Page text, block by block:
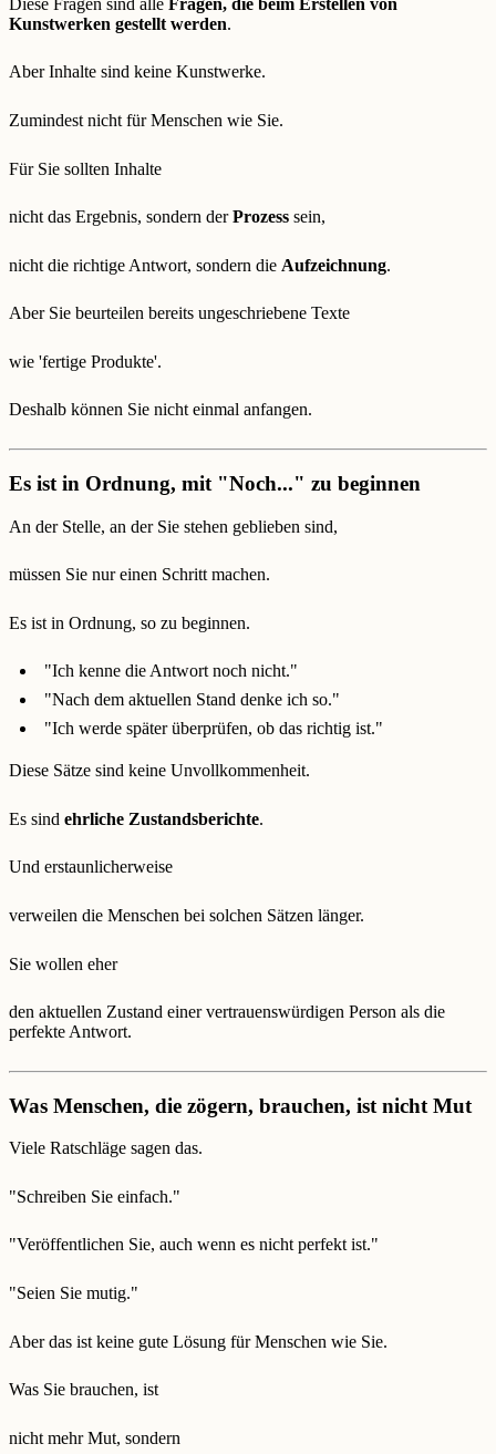
Kunstwerken gestellt werden.
Aber Inhalte sind keine Kunstwerke.
Zumindest nicht für Menschen wie Sie.
Für Sie sollten Inhalte
nicht das Ergebnis, sondern derProzess sein,
nicht die richtige Antwort, sondern die Aufzeichnung.
Aber Sie beurteilen bereits ungeschriebene Texte
wie 'fertige Produkte'.
Deshalb können Sie nicht einmal anfangen.
Es ist in Ordnung, mit "Noch..." zu beginnen
An der Stelle, an der Sie stehen geblieben sind,
müssen Sie nur einen Schritt machen.
Es ist in Ordnung, so zu beginnen.
"Ich kenne die Antwort noch nicht."
"Nach dem aktuellen Stand denke ich so."
"Ich werde später überprüfen, ob das richtig ist."
Diese Sätze sind keine Unvollkommenheit.
Es sind ehrliche Zustandsberichte.
Und erstaunlicherweise
verweilen die Menschen bei solchen Sätzen länger.
Sie wollen eher
den aktuellen Zustand einer vertrauenswürdigen Person als die
perfekte Antwort.
Was Menschen, die zögern, brauchen, ist nicht Mut
Viele Ratschläge sagen das.
"Schreiben Sie einfach."
"Veröffentlichen Sie, auch wenn es nicht perfekt ist."
"Seien Sie mutig."
Aber das ist keine gute Lösung für Menschen wie Sie.
Was Sie brauchen, ist
nicht mehr Mut, sondern